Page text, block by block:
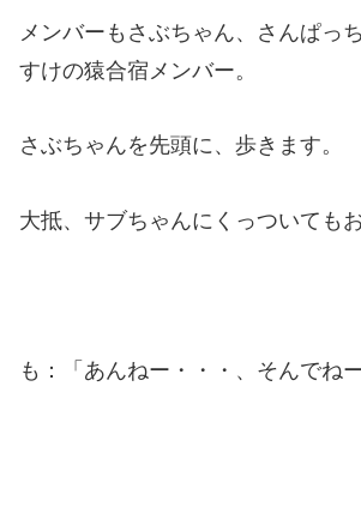
メンバーもさぶちゃん、さんぱっ
すけの猿合宿メンバー。
さぶちゃんを先頭に、歩きます。
大抵、サブちゃんにくっついても
も：「あんねー・・・、そんでね